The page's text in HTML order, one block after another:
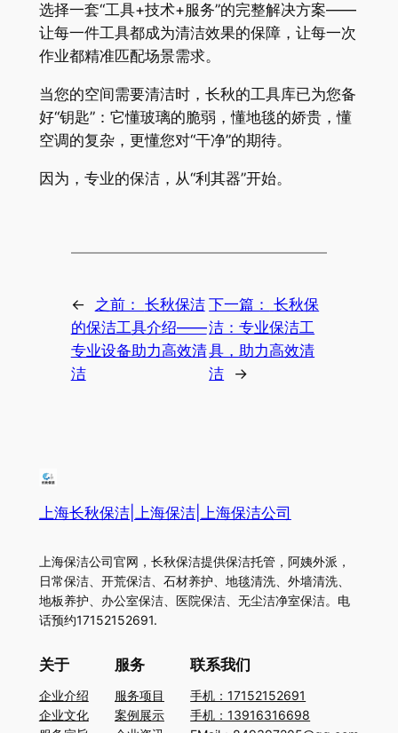
选择一套“工具+技术+服务”的完整解决方案——
让每一件工具都成为清洁效果的保障，让每一次
作业都精准匹配场景需求。
当您的空间需要清洁时，长秋的工具库已为您备
好“钥匙”：它懂玻璃的脆弱，懂地毯的娇贵，懂
空调的复杂，更懂您对“干净”的期待。
因为，专业的保洁，从“利其器”开始。
← 之前： 长秋保洁
的保洁工具介绍——
专业设备助力高效清
洁
下一篇：
长秋保
洁：专业保洁工
具，助力高效清
洁
→
上海长秋保洁|上海保洁|上海保洁公司
上海保洁公司官网，长秋保洁提供保洁托管，阿姨外派，
日常保洁、开荒保洁、石材养护、地毯清洗、外墙清洗、
地板养护、办公室保洁、医院保洁、无尘洁净室保洁。电
话预约17152152691.
关于
企业介绍
企业文化
服务
服务项目
案例展示
联系我们
手机：17152152691
手机：13916316698